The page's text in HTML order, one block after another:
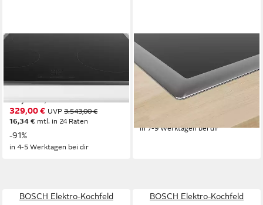
Elektro-Kochfeld Serie 4
58,3 x 4,8 x 51,3 cm B/H/T
Bedienelemente
329,00 € UVP 3.543,00 €
16,34 € mtl. in 24 Raten
-91%
in 4-5 Werktagen bei dir
BOSCH
Induktions-Kochfeld
PVQ645HB1E
Edelstahlrahmen Rahmen
730,92 € UVP1.993,00 €
21,22 €
mtl. in 48 Raten
in 7-9 Werktagen bei dir
BOSCH Elektro-Kochfeld
BOSCH Elektro-Kochfeld